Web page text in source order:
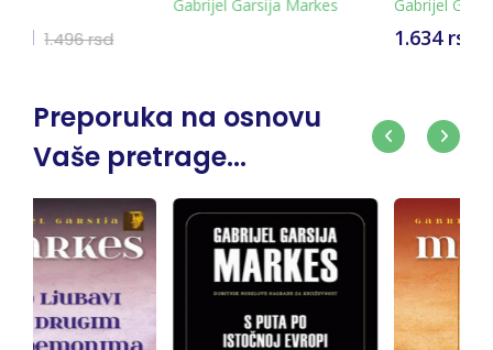
Gabrijel Garsija Markes Gabrijel Garsija
1.465 rsd
Preporuka na osnovu
Vaše pretrage...